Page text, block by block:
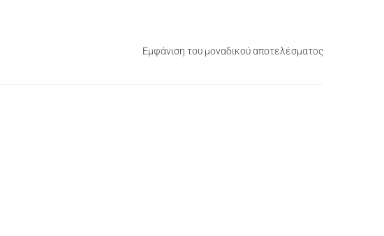
Εμφάνιση του μοναδικού αποτελέσματος